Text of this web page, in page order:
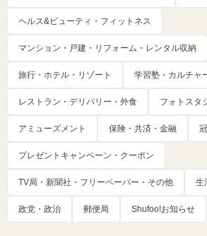
ヘルス&ビューティ・フィットネス
マンション・戸建・リフォーム・レンタル収納
旅行・ホテル・リゾート 学習塾・カルチャ
レストラン・デリバリー・外食 フォトスタ
アミューズメント 保険・共済・金融
プレゼントキャンペーン・クーポン
TV局・新聞社・フリーペーパー・その他 生
政党・政治 郵便局 Shufoo!お知らせ